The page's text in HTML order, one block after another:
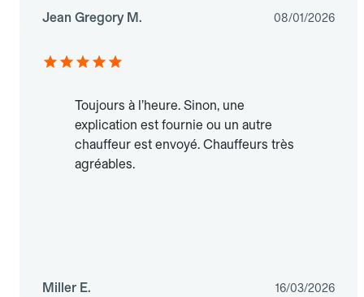
Jean Gregory M. 08/01/2026
Toujours à l’heure. Sinon, une
explication est fournie ou un autre
chauffeur est envoyé. Chauffeurs très
agréables.
Miller E. 16/03/2026